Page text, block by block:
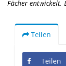
Fächer entwickelt.
Teilen
Teilen